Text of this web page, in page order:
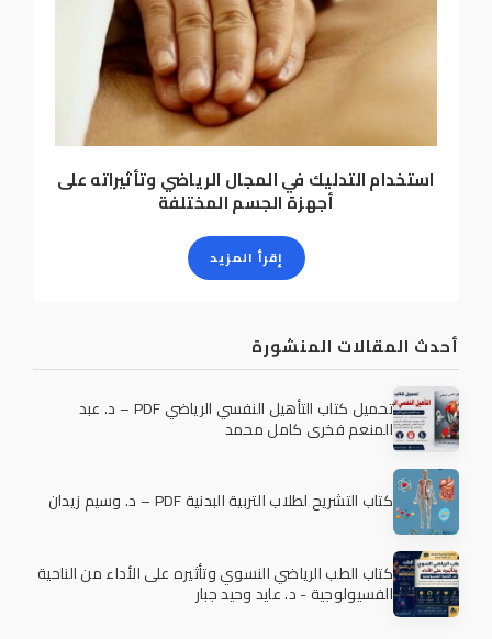
استخدام التدليك في المجال الرياضي وتأثيراته على
أجهزة الجسم المختلفة
إقرأ المزيد
أحدث المقالات المنشورة
تحميل كتاب التأهيل النفسي الرياضي PDF – د. عبد
المنعم فخري كامل محمد
كتاب التشريح لطلاب التربية البدنية PDF – د. وسيم زيدان
كتاب الطب الرياضي النسوي وتأثيره على الأداء من الناحية
الفسيولوجية - د. عايد وحيد جبار